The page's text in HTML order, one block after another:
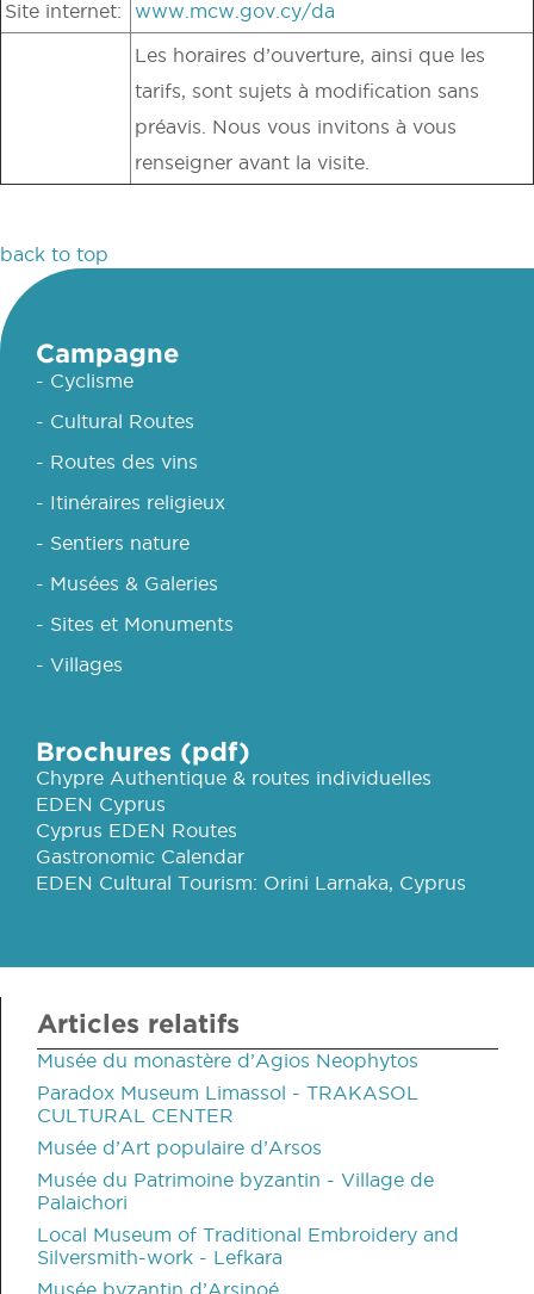
Site internet: www.mcw.gov.cy/da
Les horaires d’ouverture, ainsi que les
tarifs, sont sujets à modification sans
préavis. Nous vous invitons à vous
renseigner avant la visite.
back to top
Campagne
- Cyclisme
- Cultural Routes
- Routes des vins
- Itinéraires religieux
- Sentiers nature
- Musées & Galeries
- Sites et Monuments
- Villages
Brochures (pdf)
Chypre Authentique & routes individuelles
EDEN Cyprus
Cyprus EDEN Routes
Gastronomic Calendar
EDEN Cultural Tourism: Orini Larnaka, Cyprus
Articles relatifs
Musée du monastère d’Agios Neophytos
Paradox Museum Limassol - TRAKASOL
CULTURAL CENTER
Musée d’Art populaire d’Arsos
Musée du Patrimoine byzantin - Village de
Palaichori
Local Museum of Traditional Embroidery and
Silversmith-work - Lefkara
Musée byzantin d’Arsinoé